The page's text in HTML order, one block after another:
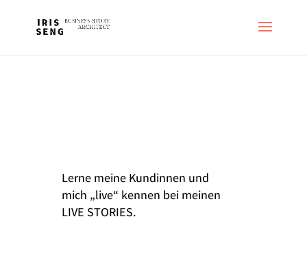
Lerne meine Kundinnen und
mich „live“ kennen bei meinen
LIVE STORIES.